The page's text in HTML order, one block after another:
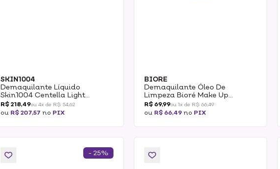
SKIN1004
Demaquilante Líquido
Skin1004 Centella Light
Cleansing Oil 200ml
R$ 218,49ou 4x de R$ 54,62
ou R$ 207,57 no PIX
BIORE
Demaquilante Óleo De
Limpeza Bioré Make Up
Remover 150ml
R$ 69,99ou 1x de R$ 66,49
ou R$ 66,49no PIX
- 25%